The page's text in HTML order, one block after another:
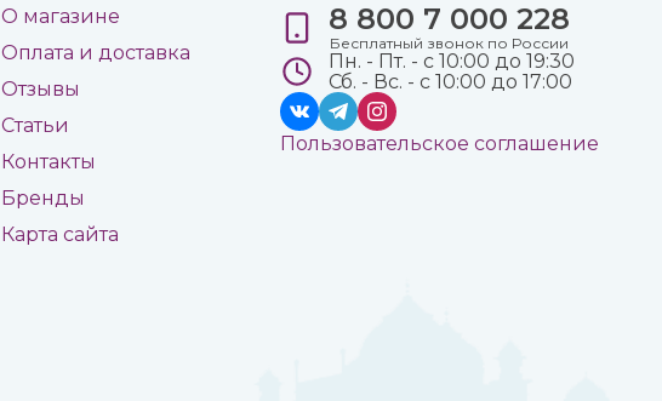
О магазине
Оплата и доставка
Отзывы
Статьи
Контакты
Бренды
Карта сайта
8 800 7 000 228
Бесплатный звонок по России
Пн. - Пт. - с 10:00 до 19:30
Сб. - Вс. - с 10:00 до 17:00
Пользовательское соглашение